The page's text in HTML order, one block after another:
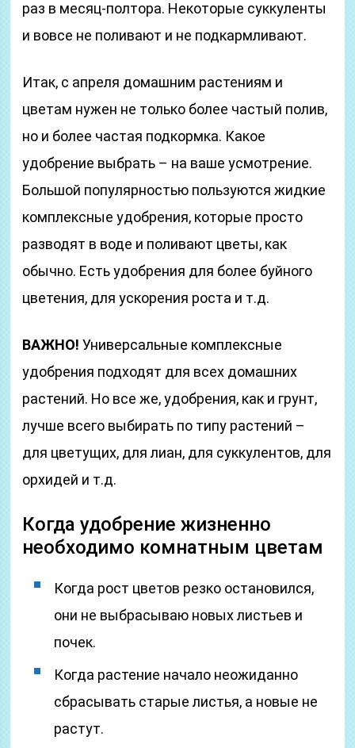
раз в месяц-полтора. Некоторые суккуленты
и вовсе не поливают и не подкармливают.
Итак, с апреля домашним растениям и
цветам нужен не только более частый полив,
но и более частая подкормка. Какое
удобрение выбрать – на ваше усмотрение.
Большой популярностью пользуются жидкие
комплексные удобрения, которые просто
разводят в воде и поливают цветы, как
обычно. Есть удобрения для более буйного
цветения, для ускорения роста и т.д.
ВАЖНО! Универсальные комплексные
удобрения подходят для всех домашних
растений. Но все же, удобрения, как и грунт,
лучше всего выбирать по типу растений –
для цветущих, для лиан, для суккулентов, для
орхидей и т.д.
Когда удобрение жизненно
необходимо комнатным цветам
Когда рост цветов резко остановился,
они не выбрасываю новых листьев и
почек.
Когда растение начало неожиданно
сбрасывать старые листья, а новые не
растут.